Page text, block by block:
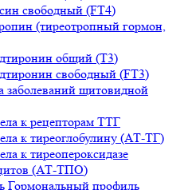
свободный (FT4)
(тиреотропный гормон,
общий (Т3)
свободный (FT3)
заболеваний щитовидной
к рецепторам ТТГ
к тиреоглобулину (АТ-ТГ)
к тиреопероксидазе
(АТ-ТПО)
Гормональный профиль